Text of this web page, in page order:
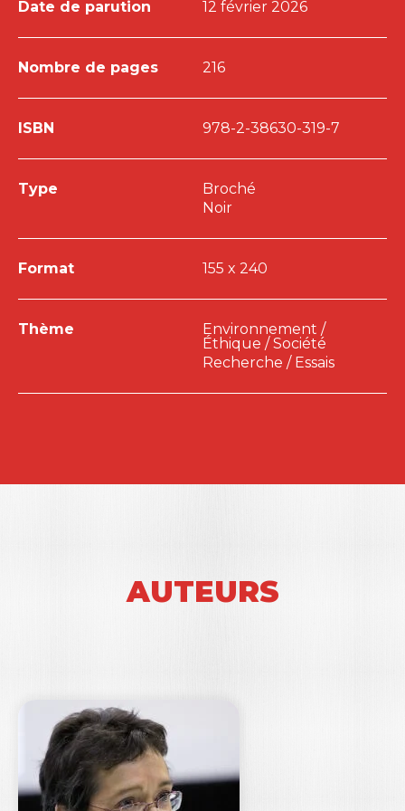
Date de parution 12 février 2026
Nombre de pages 216
ISBN 978-2-38630-319-7
Type
Broché
Noir
Format 155 x 240
Thème
Environnement /
Éthique / Société
Recherche / Essais
AUTEURS